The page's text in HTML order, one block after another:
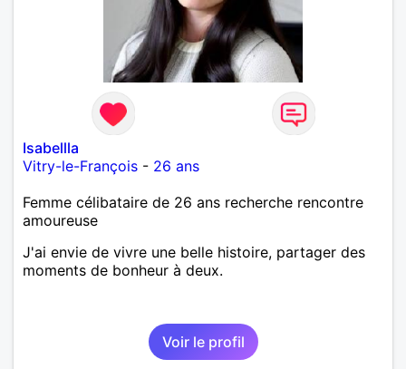
Isabellla
Vitry-le-François - 26 ans
Femme célibataire de 26 ans recherche rencontre
amoureuse
J'ai envie de vivre une belle histoire, partager des
moments de bonheur à deux.
Voir le profil